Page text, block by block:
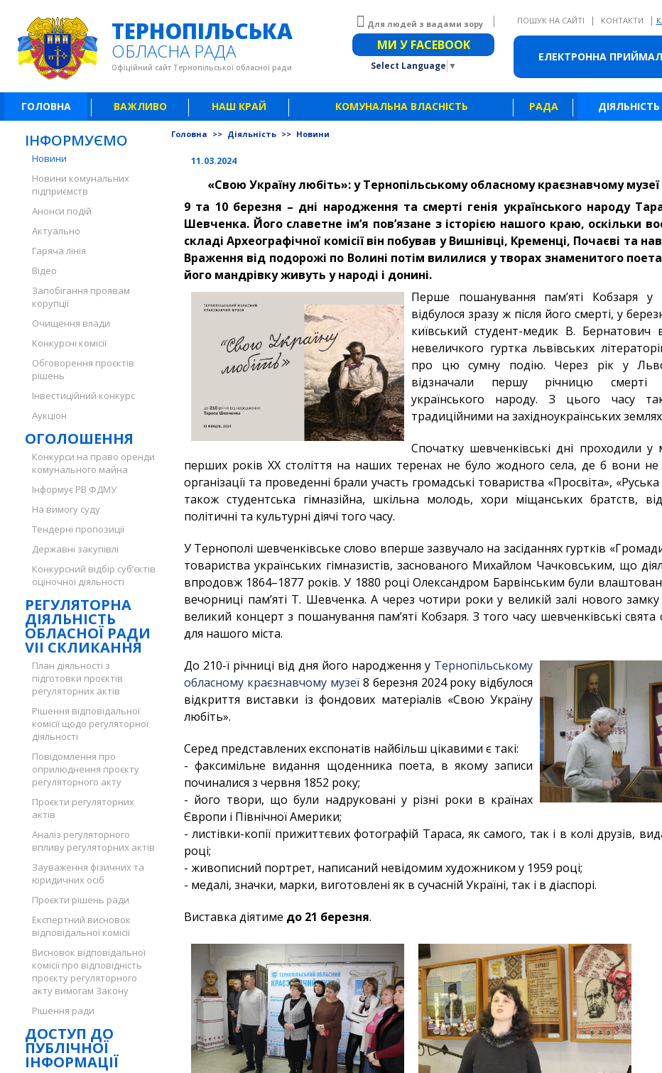
ЕЛЕКТРОННА
ТЕРНОПІЛЬСЬКА
ОБЛАСНА РАДА
Офіційний сайт Тернопільської обласної ради
Для людей з вадами зору Звичайна версія сайту
МИ У FACEBOOK
Select Language ▼
ПОШУК НА САЙТІ | КОНТАКТИ |
ГОЛОВНА ВАЖЛИВО НАШ КРАЙ КОМУНАЛЬНА ВЛАСНІСТЬ РАДА ДІЯЛЬНІСТЬ
ІНФОРМУЄМО
Новини
Новини комунальних
підприємств
Анонси подій
Актуально
Гаряча лінія
Відео
Запобігання проявам
корупції
Очищення влади
Конкурсні комісії
Обговорення проєктів
рішень
Інвестиційний конкурс
Аукціон
ОГОЛОШЕННЯ
Конкурси на право оренди
комунального майна
Інформує РВ ФДМУ
На вимогу суду
Тендерні пропозиції
Державні закупівлі
Конкурсний відбір суб’єктів
оціночної діяльності
РЕГУЛЯТОРНА
ДІЯЛЬНІСТЬ
ОБЛАСНОЇ РАДИ
VII СКЛИКАННЯ
План діяльності з
підготовки проєктів
регуляторних актів
Рішення відповідальної
комісії щодо регуляторної
діяльності
Повідомлення про
оприлюднення проєкту
регуляторного акту
Проєкти регуляторних
актів
Аналіз регуляторного
впливу регуляторних актів
Зауваження фізичних та
юридичних осіб
Проєкти рішень ради
Експертний висновок
відповідальної комісії
Висновок відповідальної
комісії про відповідність
проєкту регуляторного
акту вимогам Закону
Рішення ради
ДОСТУП ДО
ПУБЛІЧНОЇ
ІНФОРМАЦІЇ
Головна >> Діяльність >> Новини
11.03.2024
«Свою Україну любіть»: у Тернопільському обласному краєзнавчому музеї
9 та 10 березня – дні народження та смерті генія українського народу
Шевченка. Його славетне ім’я пов’язане з історією нашого краю, оскільки
складі Археографічної комісії він побував у Вишнівці, Кременці, Почаєві та
Враження від подорожі по Волині потім вилилися у творах знаменитого
його мандрівку живуть у народі і донині.
Перше пошанування пам’яті Кобзаря у
відбулося зразу ж після його смерті, у
київський студент-медик В. Бернатович
невеличкого гуртка львівських
про цю сумну подію. Через рік у
відзначали першу річницю смерті
українського народу. З цього часу
традиційними на західноукраїнських
Спочатку шевченківські дні проходили у
перших років ХХ століття на наших теренах не було жодного села, де б вони не
організації та проведенні брали участь громадські товариства «Просвіта», «Руська
також студентська гімназійна, шкільна молодь, хори міщанських братств,
політичні та культурні діячі того часу.
У Тернополі шевченківське слово вперше зазвучало на засіданнях гуртків
товариства українських гімназистів, заснованого Михайлом Чачковським, що
впродовж 1864–1877 років. У 1880 році Олександром Барвінським були
вечорниці пам’яті Т. Шевченка. А через чотири роки у великій залі нового
великий концерт з пошанування пам’яті Кобзаря. З того часу шевченківські свята
для нашого міста.
До 210-ї річниці від дня його народження у Тернопільському
обласному краєзнавчому музеї8 березня 2024 року відбулося
відкриття виставки із фондових матеріалів «Свою Україну
любіть».
Серед представлених експонатів найбільш цікавими є такі:
- факсимільне видання щоденника поета, в якому записи
починалися з червня 1852 року;
- його твори, що були надруковані у різні роки в країнах
Європи і Північної Америки;
- листівки-копії прижиттєвих фотографій Тараса, як самого, так і в колі друзів,
році;
- живописний портрет, написаний невідомим художником у 1959 році;
- медалі, значки, марки, виготовлені як в сучасній Україні, так і в діаспорі.
Виставка діятиме до 21 березня.